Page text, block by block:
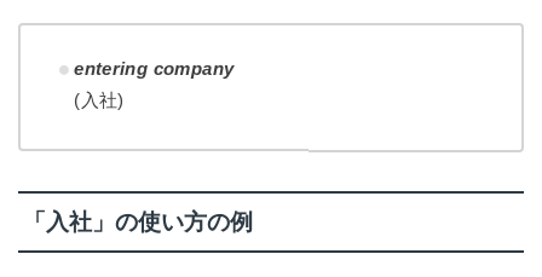
entering company
(入社)
「入社」の使い方の例